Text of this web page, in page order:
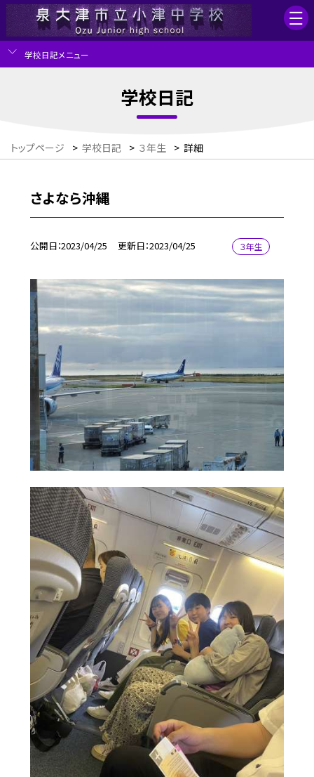
学校日記メニュー
学校日記
トップページ > 学校日記 > ３年生 > 詳細
さよなら沖縄
公開日 2023/04/25 更新日 2023/04/25 ３年生